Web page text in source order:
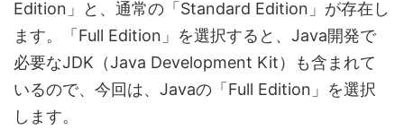
Edition」と、通常の「Standard Edition」が存在し
ます。「Full Edition」を選択すると、Java開発で
必要なJDK（Java Development Kit）も含まれて
いるので、今回は、Javaの「Full Edition」を選択
します。